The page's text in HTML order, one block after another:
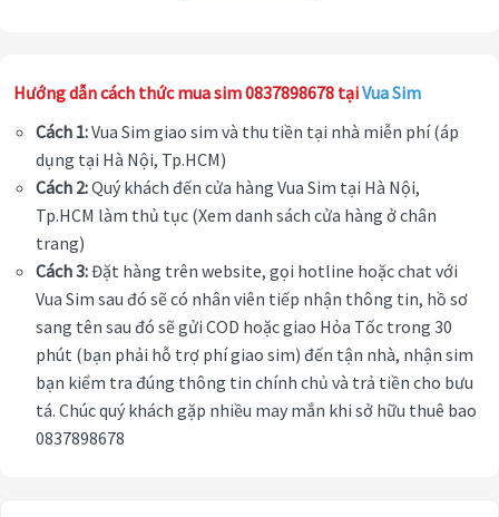
Hướng dẫn cách thức mua sim 0837898678 tạiVua Sim
Cách 1:Vua Sim giao sim và thu tiền tại nhà miễn phí (áp
dụng tại Hà Nội, Tp.HCM)
Cách 2:Quý khách đến cửa hàng Vua Sim tại Hà Nội,
Tp.HCM làm thủ tục (Xem danh sách cửa hàng ở chân
trang)
Cách 3:Đặt hàng trên website, gọi hotline hoặc chat với
Vua Sim sau đó sẽ có nhân viên tiếp nhận thông tin, hồ sơ
sang tên sau đó sẽ gửi COD hoặc giao Hỏa Tốc trong 30
phút (bạn phải hỗ trợ phí giao sim) đến tận nhà, nhận sim
bạn kiểm tra đúng thông tin chính chủ và trả tiền cho bưu
tá. Chúc quý khách gặp nhiều may mắn khi sở hữu thuê bao
0837898678